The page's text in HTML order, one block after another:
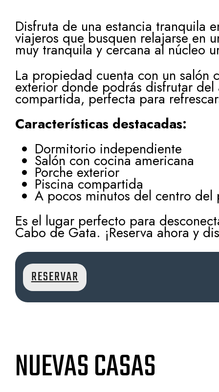
Disfruta de una estancia tranquila
viajeros que busquen relajarse en
muy tranquila y cercana al núcleo
La propiedad cuenta con un salón
exterior donde podrás disfrutar
compartida, perfecta para
Características destacadas:
Dormitorio independiente
Salón con cocina americana
Porche exterior
Piscina compartida
A pocos minutos del centro del
Es el lugar perfecto para
Cabo de Gata. ¡Reserva ahora y
RESERVAR
NUEVAS CASAS